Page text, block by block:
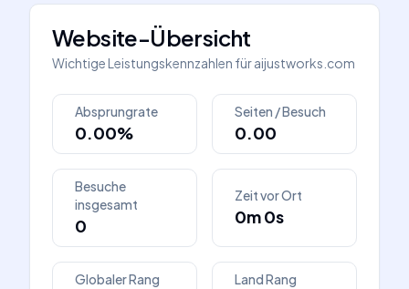
Website-Übersicht
Wichtige Leistungskennzahlen füraijustworks.com
Absprungrate
0.00%
Seiten / Besuch
0.00
Besuche
insgesamt
0
Zeit vor Ort
0m 0s
Globaler Rang Land Rang